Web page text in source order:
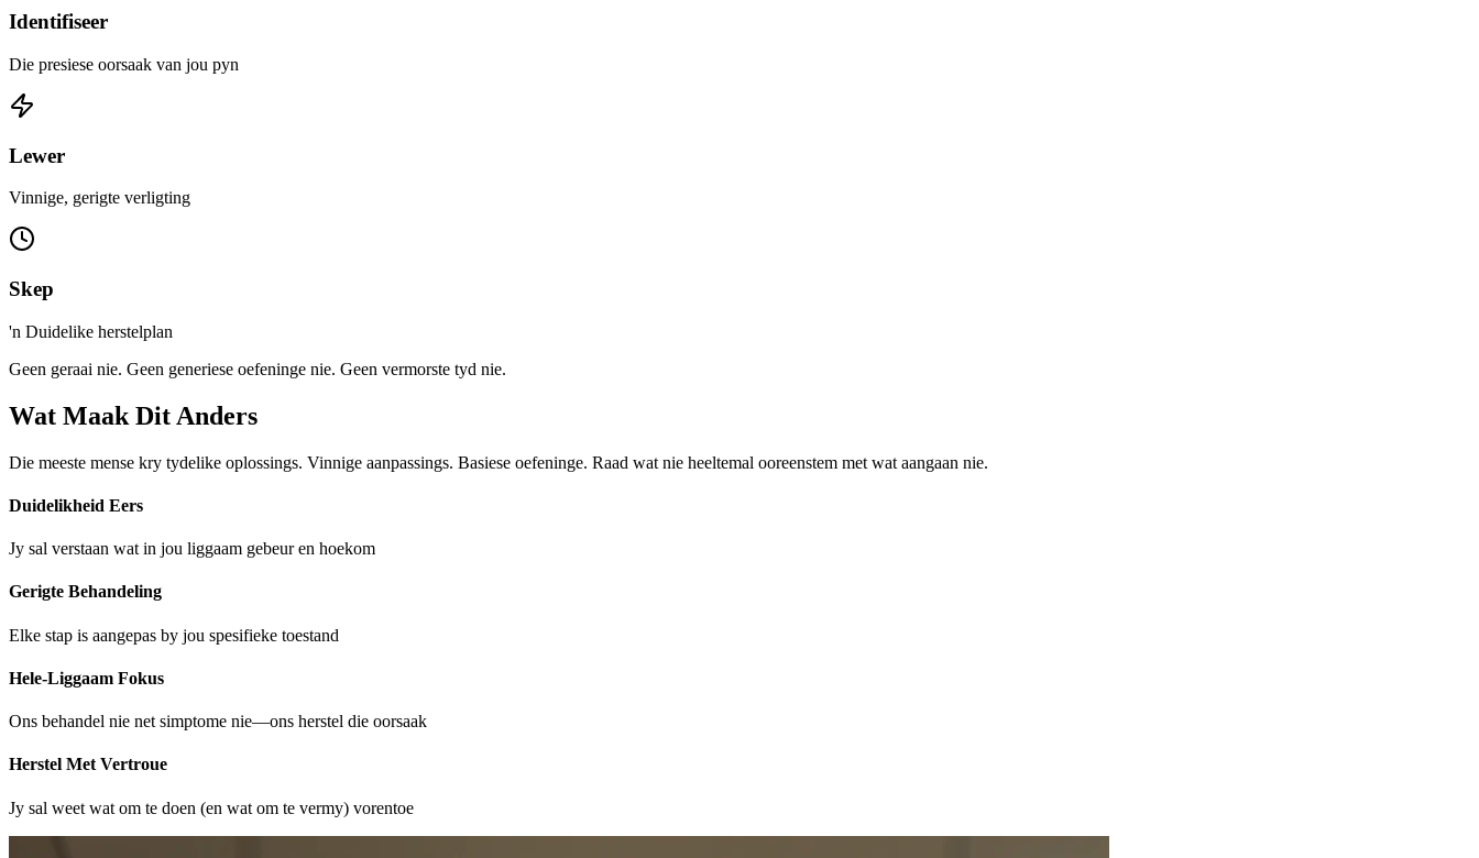
Identifiseer
Die presiese oorsaak van jou pyn
Lewer
Vinnige, gerigte verligting
Skep
'n Duidelike herstelplan
Geen geraai nie. Geen generiese oefeninge nie. Geen vermorste tyd nie.
Wat Maak Dit Anders
Die meeste mense kry tydelike oplossings. Vinnige aanpassings. Basiese oefeninge. Raad wat nie heeltemal ooreenstem met wat aangaan nie.
Duidelikheid Eers
Jy sal verstaan wat in jou liggaam gebeur en hoekom
Gerigte Behandeling
Elke stap is aangepas by jou spesifieke toestand
Hele-Liggaam Fokus
Ons behandel nie net simptome nie—ons herstel die oorsaak
Herstel Met Vertroue
Jy sal weet wat om te doen (en wat om te vermy) vorentoe